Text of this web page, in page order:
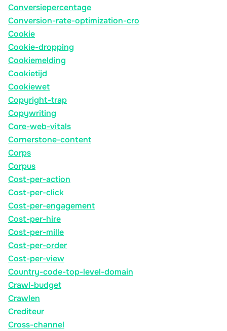
Conversiepercentage
Conversion-rate-optimization-cro
Cookie
Cookie-dropping
Cookiemelding
Cookietijd
Cookiewet
Copyright-trap
Copywriting
Core-web-vitals
Cornerstone-content
Corps
Corpus
Cost-per-action
Cost-per-click
Cost-per-engagement
Cost-per-hire
Cost-per-mille
Cost-per-order
Cost-per-view
Country-code-top-level-domain
Crawl-budget
Crawlen
Crediteur
Cross-channel